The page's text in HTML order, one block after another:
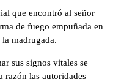
que encontró al señor
de fuego empuñada en
madrugada.
sus signos vitales se
razón las autoridades